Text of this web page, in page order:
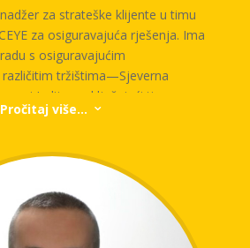
za strateške klijente u timu
za osiguravajuća rješenja. Ima
s osiguravajućim
tržištima—Sjeverna
i Indija— uključujući timove za
zahtjeva i procjenu rizika od
napredna rješenja zasnovana na
satelita Synthetic
odgovora na krizne
Pročitaj više... 3